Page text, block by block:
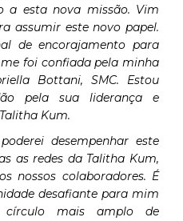
a esta nova missão. Vim
assumir este novo papel.
de encorajamento para
foi confiada pela minha
Bottani, SMC. Estou
pela sua liderança e
Kum.
desempenhar este
as redes da Talitha Kum,
nossos colaboradores. É
desafiante para mim
círculo mais amplo de